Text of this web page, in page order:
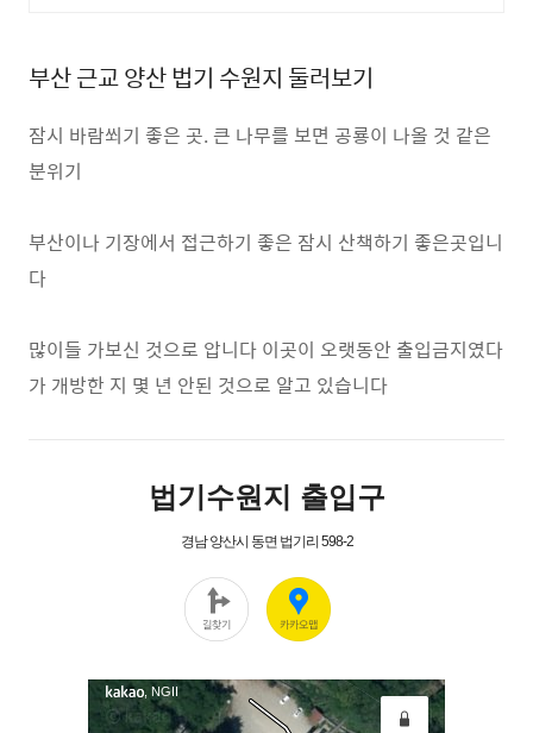
부산 근교 양산 법기 수원지 둘러보기
잠시 바람쐬기 좋은 곳. 큰 나무를 보면 공룡이 나올 것 같은
분위기
부산이나 기장에서 접근하기 좋은 잠시 산책하기 좋은곳입니
다
많이들 가보신 것으로 압니다 이곳이 오랫동안 출입금지였다
가 개방한 지 몇 년 안된 것으로 알고 있습니다